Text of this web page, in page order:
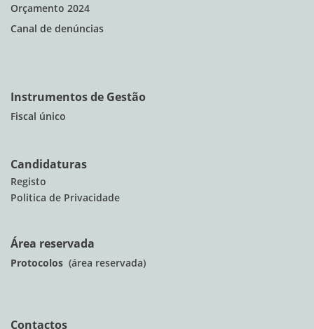
Orçamento 2024
Canal de denúncias
Instrumentos de Gestão
Fiscal único
Candidaturas
Registo
Politica de Privacidade
Área reservada
Protocolos (área reservada)
Contactos